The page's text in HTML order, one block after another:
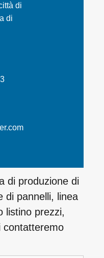
di
di
di produzione di
di pannelli, linea
listino prezzi,
contatteremo